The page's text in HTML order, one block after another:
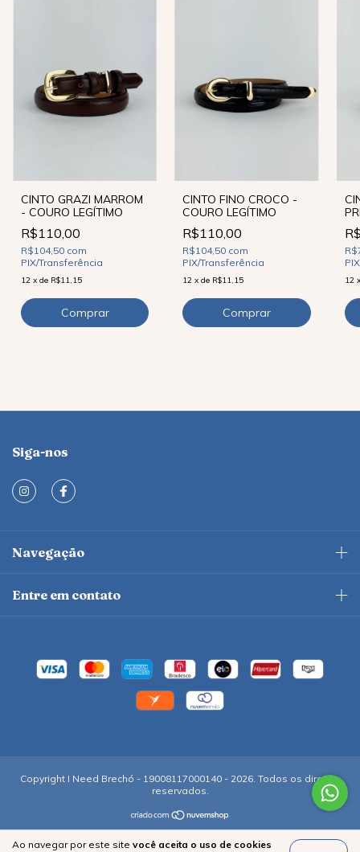
Ao navegar por este site você aceita o uso de cookies
CINTO GRAZI MARROM
- COURO LEGÍTIMO
R$110,00
R$104,50 com
PIX/Transferência
12 x de R$11,15
CINTO FINO CROCO -
COURO LEGÍTIMO
R$110,00
R$104,50 com
PIX/Transferência
12 xde R$11,15 12
Siga-nos
Navegação
Entre em contato
Copyright I Need Brechó - 19008117000140 - 2026. Todos os direitos
reservados.